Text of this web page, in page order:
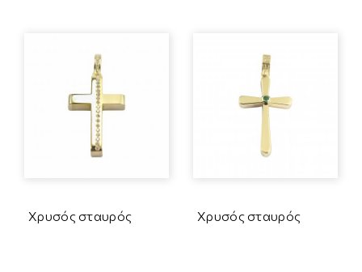
Χρυσός σταυρός Χρυσός σταυρός